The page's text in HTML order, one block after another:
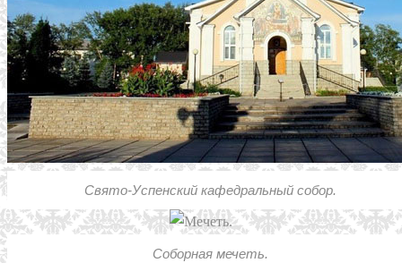
Свято-Успенский кафедральный собор.
Соборная мечеть.